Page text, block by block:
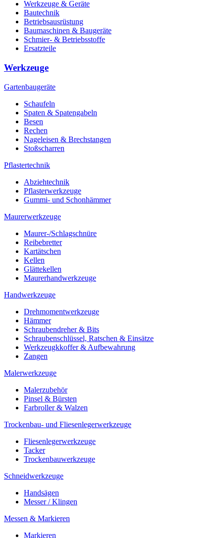
Werkzeuge & Geräte
Bautechnik
Betriebsausrüstung
Baumaschinen & Baugeräte
Schmier- & Betriebsstoffe
Ersatzteile
Werkzeuge
Gartenbaugeräte
Schaufeln
Spaten & Spatengabeln
Besen
Rechen
Nageleisen & Brechstangen
Stoßscharren
Pflastertechnik
Abziehtechnik
Pflasterwerkzeuge
Gummi- und Schonhämmer
Maurerwerkzeuge
Maurer-/Schlagschnüre
Reibebretter
Kartätschen
Kellen
Glättekellen
Maurerhandwerkzeuge
Handwerkzeuge
Drehmomentwerkzeuge
Hämmer
Schraubendreher & Bits
Schraubenschlüssel, Ratschen & Einsätze
Werkzeugkkoffer & Aufbewahrung
Zangen
Malerwerkzeuge
Malerzubehör
Pinsel & Bürsten
Farbroller & Walzen
Trockenbau- und Fliesenlegerwerkzeuge
Fliesenlegerwerkzeuge
Tacker
Trockenbauwerkzeuge
Schneidwerkzeuge
Handsägen
Messer / Klingen
Messen & Markieren
Markieren